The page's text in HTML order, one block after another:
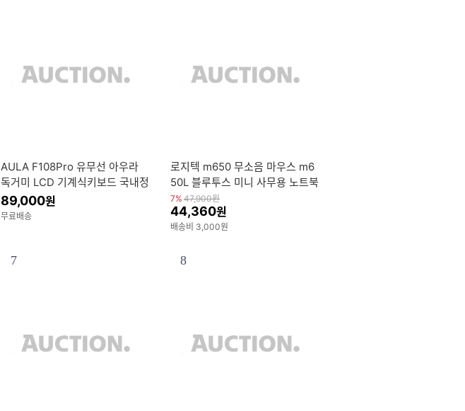
AULA F108Pro 유무선 아우라
독거미 LCD 기계식키보드 국내정
품 오로라 블랙 저소음 솜사탕축
89,000원
무료배송
로지텍 m650 무소음 마우스 m6
50L 블루투스 미니 사무용 노트북
휴대용 스마트폰 병행
7% 47,900원
44,360원
배송비 3,000원
7 8